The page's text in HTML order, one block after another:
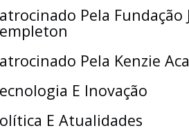
Pela Fundação
Pela Kenzie
E Inovação
E Atualidades